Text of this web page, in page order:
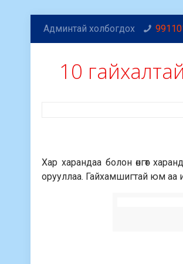
Админтай холбогдох
10
Хар харандаа болон өнгөт
орууллаа. Гайхамшигтай юм аа